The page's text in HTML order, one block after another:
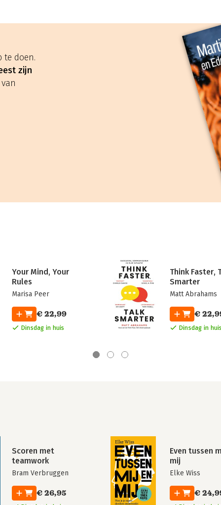
te doen.
zijn
Your Mind, Your
Rules
Marisa Peer
€ 22,99
Dinsdag in huis
Think Faster,
Smarter
Matt Abrahams
€
Dinsdag in huis
Scoren met
teamwork
Bram Verbruggen
€ 26,95
Even tussen
mij
Elke Wiss
€